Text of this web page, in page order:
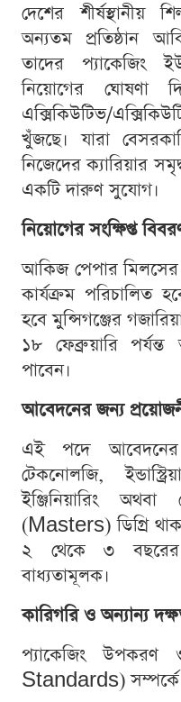
দেশের
অন্যতম প্রতিষ্ঠান
তাদের প্যাকেজিং
নিয়োগের ঘোষণা
এক্সিকিউটিভ/
খুঁজছে। যারা
নিজেদের ক্যারিয়ার
একটি দারুণ সুযোগ।
নিয়োগের সংক্ষিপ্ত
আকিজ পেপার মিলসের
কার্যক্রম পরিচালিত
হবে মুন্সিগঞ্জের
১৮ ফেব্রুয়ারি
পাবেন।
আবেদনের জন্য
এই পদে আবেদনের
টেকনোলজি,
ইঞ্জিনিয়ারিং অথবা
(Masters) ডিগ্রি
২ থেকে ৩ বছরের
বাধ্যতামূলক।
কারিগরি ও অন্যান্য
প্যাকেজিং উপকরণ
Standards) সম্পর্কে